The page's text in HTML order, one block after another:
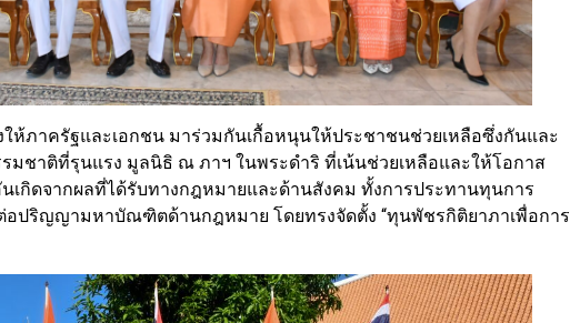
ห้ภาครัฐและเอกชน มาร่วมกันเกื้อหนุนให้ประชาชนช่วยเหลือซึ่งกันและ
มชาติที่รุนแรง มูลนิธิ ณ ภาฯ ในพระดำริ ที่เน้นช่วยเหลือและให้โอกาส
เกิดจากผลที่ได้รับทางกฎหมายและด้านสังคม ทั้งการประทานทุนการ
อปริญญามหาบัณฑิตด้านกฎหมาย โดยทรงจัดตั้ง “ทุนพัชรกิติยาภาเพื่อการ